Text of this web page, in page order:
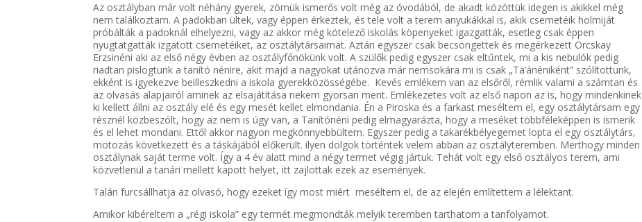
Az osztályban már volt néhány gyerek, zömük ismerős volt még az óvodából, de akadt közöttük idegen is akikkel még
nem találkoztam. A padokban ültek, vagy éppen érkeztek, és tele volt a terem anyukákkal is, akik csemetéik holmiját
próbálták a padoknál elhelyezni, vagy az akkor még kötelező iskolás köpenyeket igazgatták, esetleg csak éppen
nyugtatgatták izgatott csemetéiket, az osztálytársaimat. Aztán egyszer csak becsöngettek és megérkezett Orcskay
Erzsinéni aki az első négy évben az osztályfőnökünk volt. A szülők pedig egyszer csak eltűntek, mi a kis nebulók pedig
riadtan pislogtunk a tanító nénire, akit majd a nagyokat utánozva már nemsokára mi is csak „Ta’ánéniként” szólítottunk,
ekként is igyekezve beilleszkedni a iskola gyerekközösségébe. Kevés emlékem van az elsőről, rémlik valami a számtan és
az olvasás alapjairól aminek az elsajátítása nekem gyorsan ment. Emlékezetes volt az első napon az is, hogy mindenkinek
ki kellett állni az osztály elé és egy mesét kellet elmondania. Én a Piroska és a farkast meséltem el, egy osztálytársam egy
résznél közbeszólt, hogy az nem is úgy van, a Tanítónéni pedig elmagyarázta, hogy a meséket többféleképpen is ismerik
és el lehet mondani. Ettől akkor nagyon megkönnyebbültem. Egyszer pedig a takarékbélyegemet lopta el egy osztálytárs,
motozás következett és a táskájából előkerült. ilyen dolgok történtek velem abban az osztályteremben. Merthogy minden
osztálynak saját terme volt. Így a 4 év alatt mind a négy termet végig jártuk. Tehát volt egy első osztályos terem, ami
közvetlenül a tanári mellett kapott helyet, itt zajlottak ezek az események.
Talán furcsállhatja az olvasó, hogy ezeket így most miért meséltem el, de az elején említettem a lélektant.
Amikor kibéreltem a „régi iskola” egy termét megmondták melyik teremben tarthatom a tanfolyamot.